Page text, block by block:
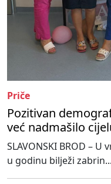
Priče
Pozitivan
već nadmašilo
SLAVONSKI BROD –
u godinu bilježi zabrin...